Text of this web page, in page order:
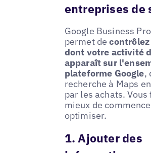
entreprises de
Google Business
permet de
dont votre activité
apparaît sur
plateforme Google,
recherche à Maps
par les achats.
mieux de
optimiser.
1. Ajouter des